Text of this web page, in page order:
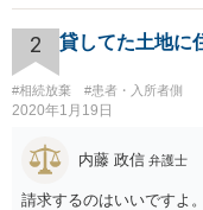
眼が悪化することがある
な場合」には、請求する
2 貸してた土地に
#相続放棄 #患者・入所者側
2020年1月19日
内藤 政信 弁護士
請求するのはいいですよ